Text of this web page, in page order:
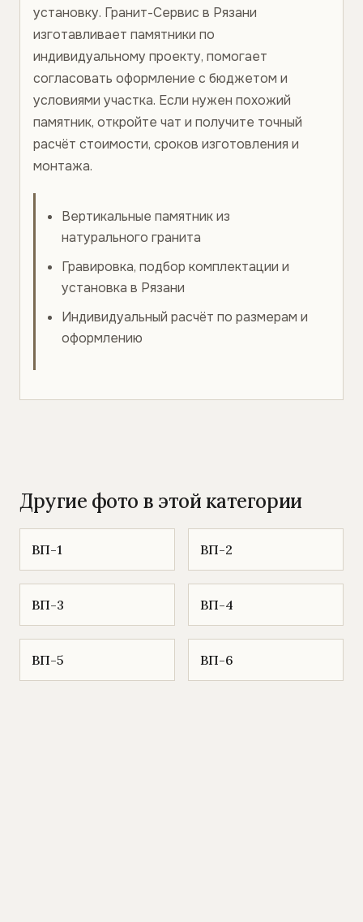
установку. Гранит-Сервис в Рязани
изготавливает памятники по
индивидуальному проекту, помогает
согласовать оформление с бюджетом и
условиями участка. Если нужен похожий
памятник, откройте чат и получите точный
расчёт стоимости, сроков изготовления и
монтажа.
Вертикальные памятник из
натурального гранита
Гравировка, подбор комплектации и
установка в Рязани
Индивидуальный расчёт по размерам и
оформлению
Другие фото в этой категории
ВП-1 ВП-2
ВП-3 ВП-4
ВП-5 ВП-6